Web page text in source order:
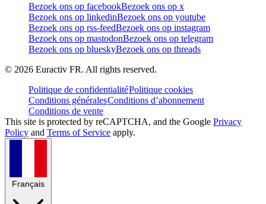
Bezoek ons op facebookBezoek ons op x
Bezoek ons op linkedinBezoek ons op youtube
Bezoek ons op rss-feedBezoek ons op instagram
Bezoek ons op mastodonBezoek ons op telegram
Bezoek ons op blueskyBezoek ons op threads
© 2026 Euractiv FR. All rights reserved.
Politique de confidentialitéPolitique cookies
Conditions généralesConditions d’abonnement
Conditions de vente
This site is protected by reCAPTCHA, and the Google Privacy
Policy and Terms of Service apply.
Français